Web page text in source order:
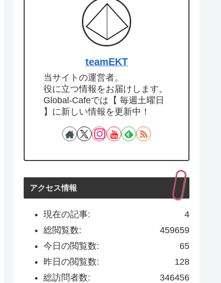
teamEKT
当サイトの運営者。
役に立つ情報をお届けします。
Global-Cafeでは【 毎週土曜日
】に新しい情報を更新中！
アクセス情報
4
現在の記事:
459659
総閲覧数:
65
今日の閲覧数:
128
昨日の閲覧数:
346456
総訪問者数: